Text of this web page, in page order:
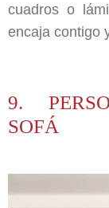
cuadros o
encaja contigo
9.
SOFÁ